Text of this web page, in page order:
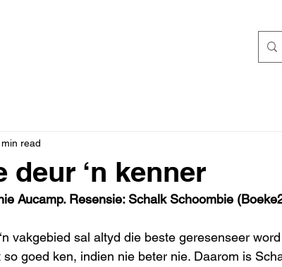
deur ‘n kenner
read
Aucamp. Resensie: Schalk Schoombie
vakgebied sal altyd die beste geresenseer
goed ken, indien nie beter nie. Daarom is